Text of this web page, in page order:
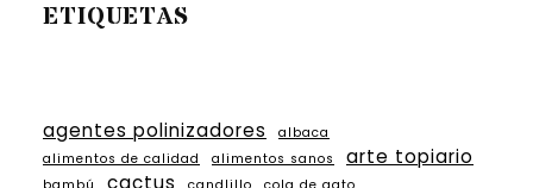
ETIQUETAS
agentes polinizadores
albaca
alimentos de calidad
alimentos sanos arte topiario
cactus